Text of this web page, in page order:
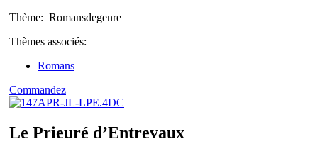
Thème: Romansdegenre
Thèmes associés:
Romans
Commandez
Le Prieuré d’Entrevaux